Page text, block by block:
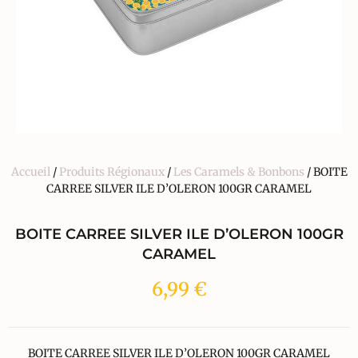
Accueil/ Produits Régionaux/ Les Caramels & Bonbons / BOITE
CARREE SILVER ILE D’OLERON 100GR CARAMEL
BOITE CARREE SILVER ILE D’OLERON 100GR
CARAMEL
6,99 €
BOITE CARREE SILVER ILE D’OLERON 100GR CARAMEL